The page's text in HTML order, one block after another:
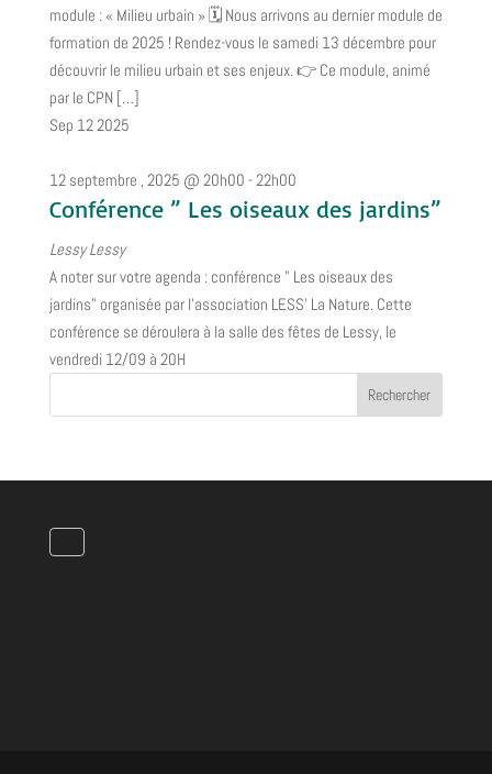
module : « Milieu urbain » 🗓 Nous arrivons au dernier module de
formation de 2025 ! Rendez-vous le samedi 13 décembre pour
découvrir le milieu urbain et ses enjeux. 👉 Ce module, animé
par le CPN […]
Sep 122025
12 septembre , 2025 @ 20h00 -22h00
Conférence ” Les oiseaux des jardins”
LessyLessy
A noter sur votre agenda : conférence " Les oiseaux des
jardins" organisée par l'association LESS’ La Nature. Cette
conférence se déroulera à la salle des fêtes de Lessy, le
vendredi 12/09 à 20H